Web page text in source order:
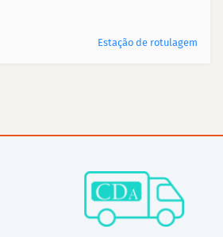
Estação de rotulagem